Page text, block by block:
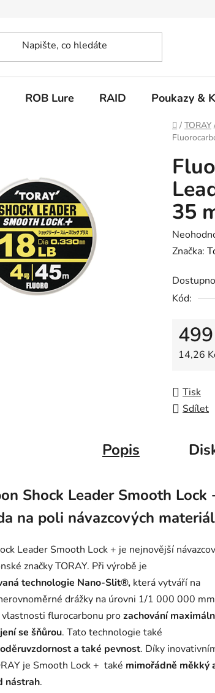
ROB Lure RAID Poukazy &
Domů
/ TORAY
35
Průměrné
je
0,0
Značka:
Kód:
Měrná
14,26
Tisk
Sdílet
Popis
Shock Leader Smooth Lock
na poli návazcových
Leader Smooth Lock + je nejnovější
značky TORAY. Při výrobě je
technologie Nano-Slit®, která vytváří na
drážky na úrovni 1/1 000 000
flurocarbonu prozachování
se šňůrou. Tato technologie také
a také pevnost. Díky
je Smooth Lock + také mimořádně měkký
nástrah.